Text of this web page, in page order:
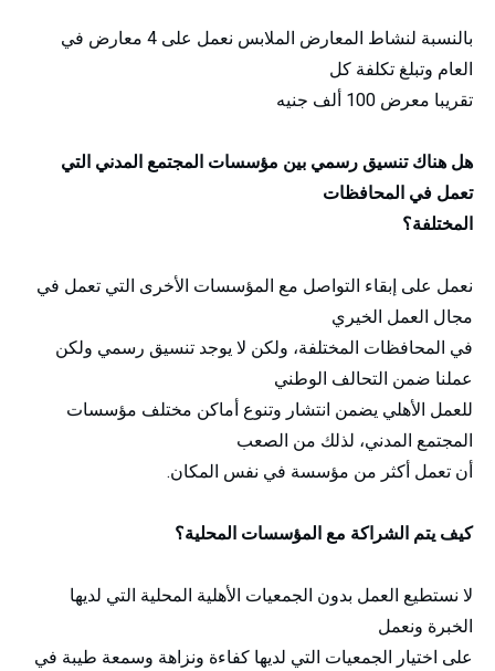
بالنسبة لنشاط المعارض الملابس نعمل على 4 معارض في
العام وتبلغ تكلفة كل
تقريبا معرض 100 ألف جنيه
هل هناك تنسيق رسمي بين مؤسسات المجتمع المدني التي
تعمل في المحافظات
المختلفة؟
نعمل على إبقاء التواصل مع المؤسسات الأخرى التي تعمل في
مجال العمل الخيري
في المحافظات المختلفة، ولكن لا يوجد تنسيق رسمي ولكن
عملنا ضمن التحالف الوطني
للعمل الأهلي يضمن انتشار وتنوع أماكن مختلف مؤسسات
المجتمع المدني، لذلك من الصعب
أن تعمل أكثر من مؤسسة في نفس المكان.
كيف يتم الشراكة مع المؤسسات المحلية؟
لا نستطيع العمل بدون الجمعيات الأهلية المحلية التي لديها
الخبرة ونعمل
على اختيار الجمعيات التي لديها كفاءة ونزاهة وسمعة طيبة في